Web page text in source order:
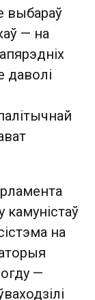
выбараў
— на
даволі
камуністаў
на
—